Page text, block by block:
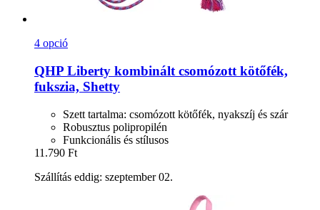
4 opció
QHP Liberty kombinált csomózott kötőfék,
fukszia, Shetty
Szett tartalma: csomózott kötőfék, nyakszíj és szár
Robusztus polipropilén
Funkcionális és stílusos
11.790 Ft
Szállítás eddig: szeptember 02.